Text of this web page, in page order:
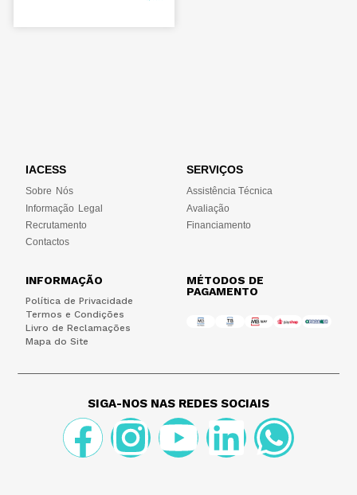
IACESS
Sobre Nós
Informação Legal
Recrutamento
Contactos
SERVIÇOS
Assistência Técnica
Avaliação
Financiamento
INFORMAÇÃO
Política de Privacidade
Termos e Condições
Livro de Reclamações
Mapa do Site
MÉTODOS DE
PAGAMENTO
SIGA-NOS NAS REDES SOCIAIS